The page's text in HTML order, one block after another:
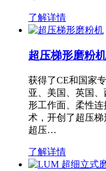
了解详情
超压梯形磨粉机
获得了CE和国家
亚、美国、英国
形工作面、柔性
术，开创了超压
超压…
了解详情